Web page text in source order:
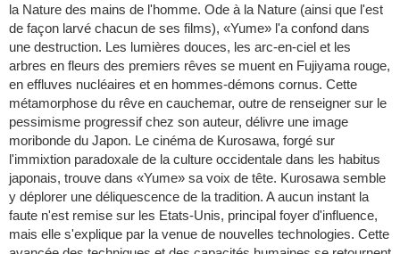
la Nature des mains de l'homme. Ode à la Nature (ainsi que l'est
de façon larvé chacun de ses films), «Yume» l'a confond dans
une destruction. Les lumières douces, les arc-en-ciel et les
arbres en fleurs des premiers rêves se muent en Fujiyama rouge,
en effluves nucléaires et en hommes-démons cornus. Cette
métamorphose du rêve en cauchemar, outre de renseigner sur le
pessimisme progressif chez son auteur, délivre une image
moribonde du Japon. Le cinéma de Kurosawa, forgé sur
l'immixtion paradoxale de la culture occidentale dans les habitus
japonais, trouve dans «Yume» sa voix de tête. Kurosawa semble
y déplorer une déliquescence de la tradition. A aucun instant la
faute n'est remise sur les Etats-Unis, principal foyer d'influence,
mais elle s'explique par la venue de nouvelles technologies. Cette